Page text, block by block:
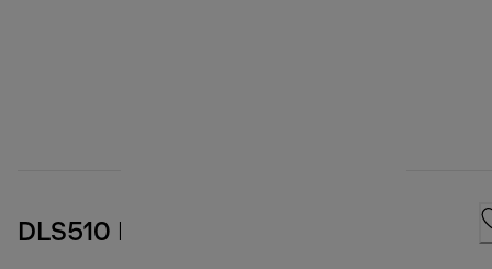
DLS510 EPA Air filter